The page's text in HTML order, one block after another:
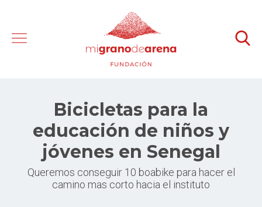
Bicicletas para la
educación de niños y
jóvenes en Senegal
Queremos conseguir 10 boabike para hacer el
camino mas corto hacia el instituto